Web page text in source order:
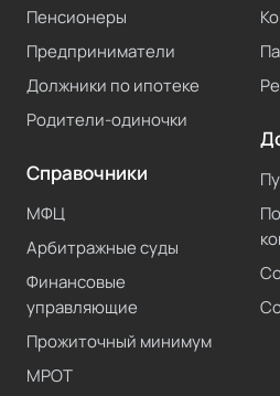
Пенсионеры
Предприниматели
Должники по ипотеке
Родители-одиночки
Справочники
МФЦ
Арбитражные суды
Финансовые
управляющие
Прожиточный минимум
МРОТ